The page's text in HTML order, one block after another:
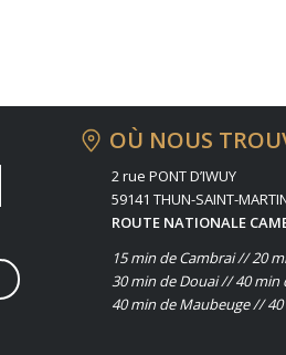
OÙ NOUS
2 rue PONT D’IWUY
59141 THUN-SAINT-
ROUTE NATIONALE
15 min de Cambrai // 20
30 min de Douai // 40
40 min de Maubeuge //